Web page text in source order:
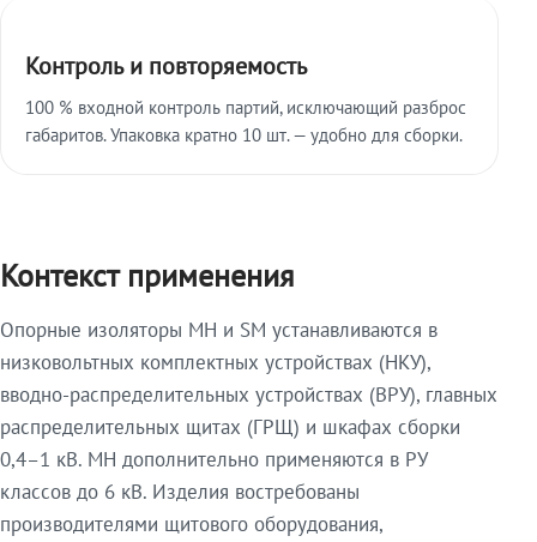
Контроль и повторяемость
100 % входной контроль партий, исключающий разброс
габаритов. Упаковка кратно 10 шт. — удобно для сборки.
Контекст применения
Опорные изоляторы МН и SM устанавливаются в
низковольтных комплектных устройствах (НКУ),
вводно-распределительных устройствах (ВРУ), главных
распределительных щитах (ГРЩ) и шкафах сборки
0,4–1 кВ. МН дополнительно применяются в РУ
классов до 6 кВ. Изделия востребованы
производителями щитового оборудования,